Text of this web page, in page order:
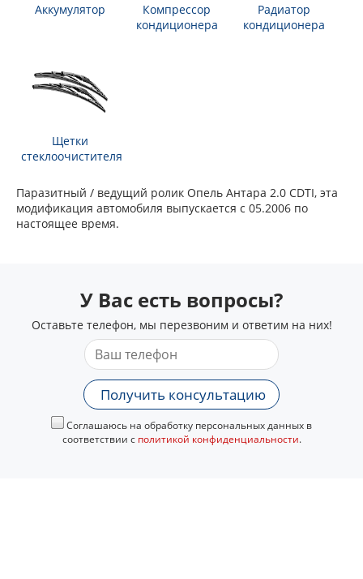
Аккумулятор
Компрессор
кондиционера
Радиатор
кондиционера
Щетки
стеклоочистителя
Паразитный / ведущий ролик Опель Антара 2.0 CDTI, эта
модификация автомобиля выпускается с 05.2006 по
настоящее время.
У Вас есть вопросы?
Оставьте телефон, мы перезвоним и ответим на них!
Получить консультацию
Соглашаюсь на обработку персональных данных в
соответствии с политикой конфиденциальности.